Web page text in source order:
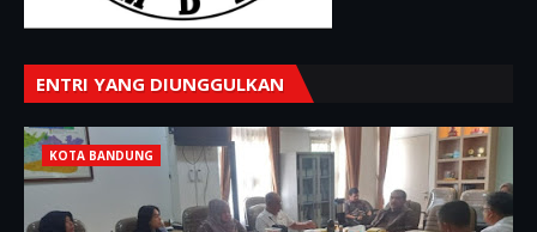
ENTRI YANG DIUNGGULKAN
KOTA BANDUNG